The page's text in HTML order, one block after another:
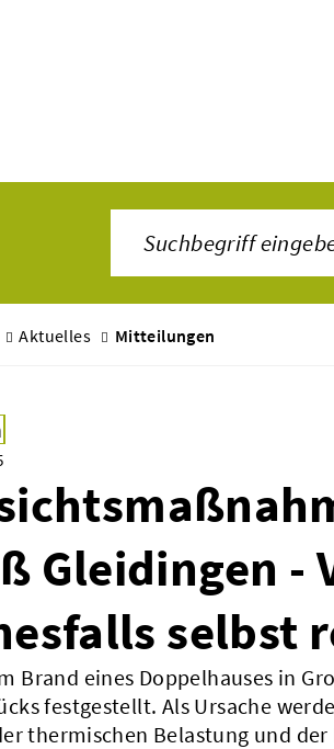
Aktuelles Mitteilungen
Gleidingen -
selbst
Brand eines Doppelhauses in
festgestellt. Als Ursache
thermischen Belastung und